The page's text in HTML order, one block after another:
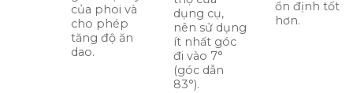
của phoi và
cho phép
tăng độ ăn
dao.
dụng cụ,
nên sử dụng
ít nhất góc
đi vào 7°
(góc dẫn
83°).
ổn định tốt
hơn.